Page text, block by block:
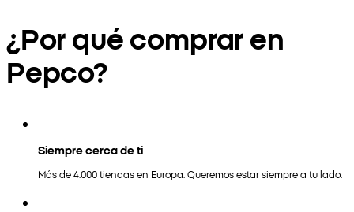
¿Por qué comprar en
Pepco?
Siempre cerca de ti
Más de 4.000 tiendas en Europa. Queremos estar siempre a tu lado.